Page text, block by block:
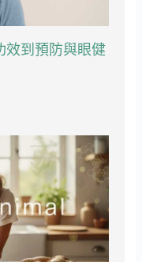
效到預防與眼健